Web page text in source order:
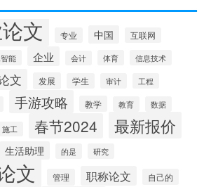
文 专业 中国
互联网
能 企业 会计 体育 信息技术
文 发展 学生 审计 工程
手游攻略 教学 教育 数据
施工 春节2024 最新报价
生活助理 的是 研究
文 管理 职称论文 自己的